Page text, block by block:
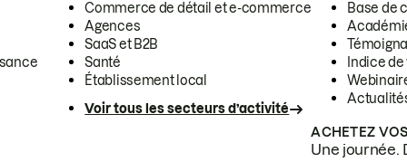
Commerce de détail et e-commerce
Agences
SaaS et B2B
Santé
Établissement local
Voir tous les secteurs d’activité
Base de
Indice
ACHETEZ
Une journée.